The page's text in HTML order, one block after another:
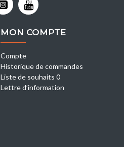
MON COMPTE
Compte
Historique de commandes
Liste de souhaits 0
Lettre d’information